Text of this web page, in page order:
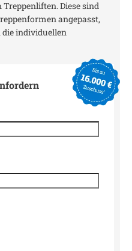
Diese sind
angepasst,
individuellen